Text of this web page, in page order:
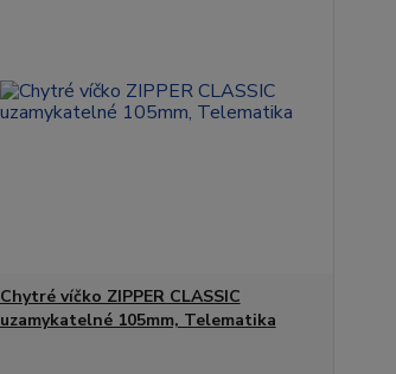
Chytré víčko ZIPPER CLASSIC
uzamykatelné 105mm, Telematika